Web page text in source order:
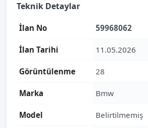
Teknik Detaylar
İlan No 59968062
İlan Tarihi 11.05.2026
Görüntülenme 28
Marka Bmw
Model Belirtilmemiş